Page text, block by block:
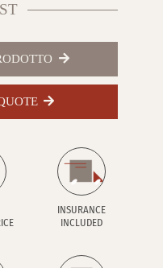
INSURANCE
INCLUDED